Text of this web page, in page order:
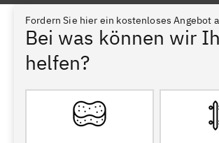
Fordern Sie hier ein kostenloses Angebot
Bei was können wir
helfen?